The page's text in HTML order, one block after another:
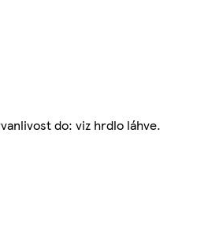
do: viz hrdlo láhve.